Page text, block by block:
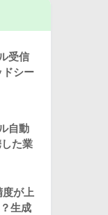
受信
ドシー
自動
た業
度が上
生成